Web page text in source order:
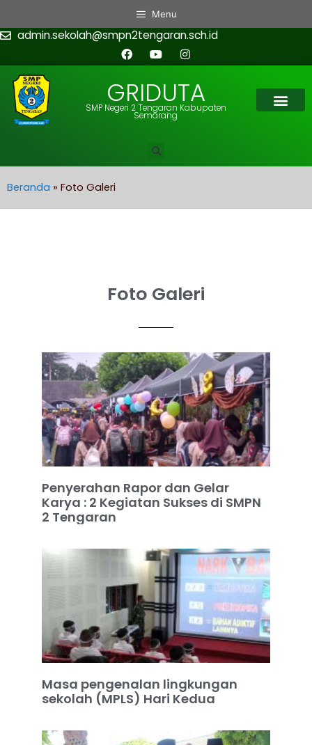
Menu
admin.sekolah@smpn2tengaran.sch.id
GRIDUTA
SMP Negeri 2 Tengaran Kabupaten
Semarang
Beranda » Foto Galeri
Foto Galeri
Penyerahan Rapor dan Gelar
Karya : 2 Kegiatan Sukses di SMPN
2 Tengaran
Masa pengenalan lingkungan
sekolah (MPLS) Hari Kedua